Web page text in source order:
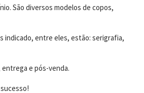
São diversos modelos de copos,
indicado, entre eles, estão: serigrafia,
e pós-venda.